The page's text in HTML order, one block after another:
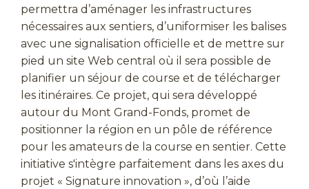
permettra d’aménager les infrastructures
nécessaires aux sentiers, d’uniformiser les balises
avec une signalisation officielle et de mettre sur
pied un site Web central où il sera possible de
planifier un séjour de course et de télécharger
les itinéraires. Ce projet, qui sera développé
autour du Mont Grand-Fonds, promet de
positionner la région en un pôle de référence
pour les amateurs de la course en sentier. Cette
initiative s'intègre parfaitement dans les axes du
projet « Signature innovation », d’où l’aide